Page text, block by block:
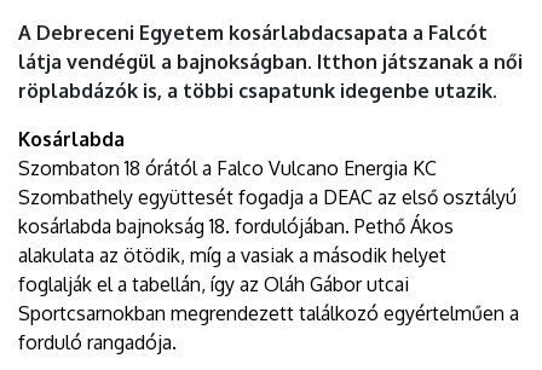
A Debreceni Egyetem kosárlabdacsapata a Falcót
látja vendégül a bajnokságban. Itthon játszanak a női
röplabdázók is, a többi csapatunk idegenbe utazik.
Kosárlabda
Szombaton 18 órától a Falco Vulcano Energia KC
Szombathely együttesét fogadja a DEAC az első osztályú
kosárlabda bajnokság 18. fordulójában. Pethő Ákos
alakulata az ötödik, míg a vasiak a második helyet
foglalják el a tabellán, így az Oláh Gábor utcai
Sportcsarnokban megrendezett találkozó egyértelműen a
forduló rangadója.